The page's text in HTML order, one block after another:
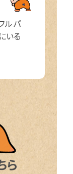
ルパ
いる
ら